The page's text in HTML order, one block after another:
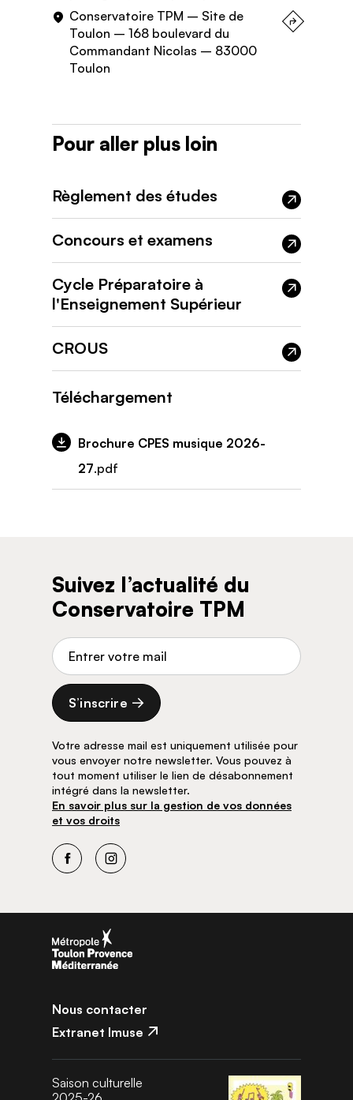
Conservatoire TPM – Site de
Toulon – 168 boulevard du
Commandant Nicolas – 83000
Toulon
Pour aller plus loin
Règlement des études
Concours et examens
Cycle Préparatoire à
l'Enseignement Supérieur
CROUS
Téléchargement
Brochure CPES musique 2026-
27.pdf
Suivez l’actualité du
Conservatoire TPM
Adresse de courriel
S’inscrire
Votre adresse mail est uniquement utilisée pour
vous envoyer notre newsletter. Vous pouvez à
tout moment utiliser le lien de désabonnement
intégré dans la newsletter.
En savoir plus sur la gestion de vos données
et vos droits
FacebookInstagram
Nous contacter
Extranet Imuse
Saison culturelle